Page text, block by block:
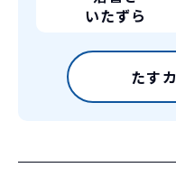
いたずら
たす